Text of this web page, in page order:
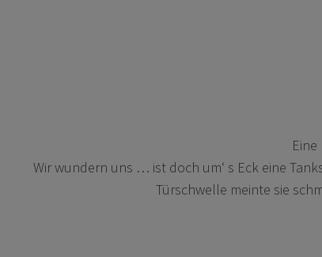
Wir wundern uns … ist doch um‘ s Eck eine
Türschwelle meinte sie